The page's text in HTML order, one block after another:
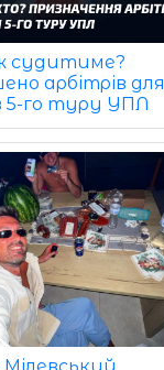
судитиме?
арбітрів для
5-го туру УПЛ